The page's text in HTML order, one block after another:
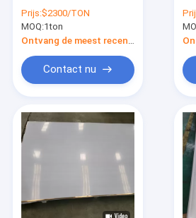
Opgepoetst Roestvrij
staal
Prijs:$2300/TON
MOQ:1ton
Contact nu